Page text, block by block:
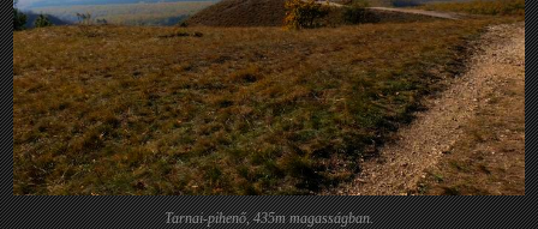
Tarnai-pihenő, 435m magasságban.